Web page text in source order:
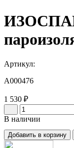
Артикул:
A000476
1 530 ₽
В наличии
Добавить в корзину